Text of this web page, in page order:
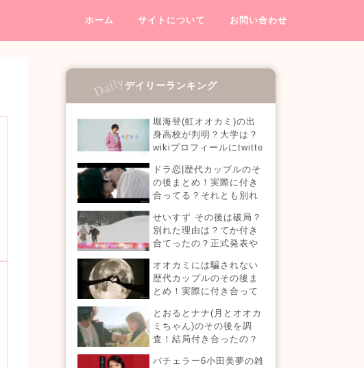
ホーム サイトについて お問い合わせ
デイリーランキング
堀海登(虹オオカミ)の出
身高校が判明？大学は？
wikiプロフィールにtwitte
オカミには騙されない】
ドラ恋|歴代カップルのそ
の後まとめ！実際に付き
合ってる？それとも別れ
【恋愛ドラマな恋がした
い】
せいすず その後は破局？
別れた理由は？てか付き
合てったの？正式発表や
オオカミには騙されない
歴代カップルのその後ま
とめ！実際に付き合って
現在の活動は？
とおるとナナ(月とオオカ
ミちゃん)のその後を調
査！結局付き合ったの？
バチェラー6小田美夢の雑